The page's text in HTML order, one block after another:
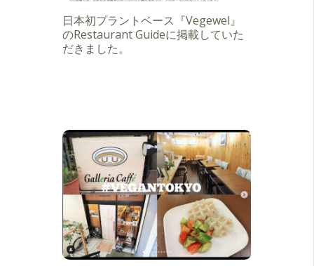
日本初プラントベース『Vegewel』
のRestaurant Guideに掲載していた
だきました。